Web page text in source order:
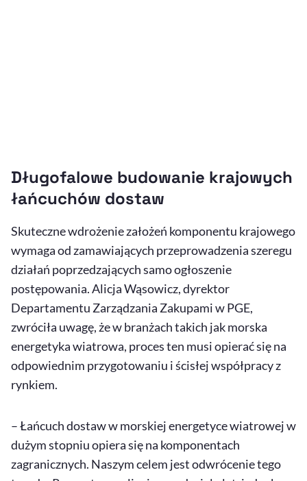
Długofalowe budowanie krajowych
łańcuchów dostaw
Skuteczne wdrożenie założeń komponentu krajowego
wymaga od zamawiających przeprowadzenia szeregu
działań poprzedzających samo ogłoszenie
postępowania. Alicja Wąsowicz, dyrektor
Departamentu Zarządzania Zakupami w PGE,
zwróciła uwagę, że w branżach takich jak morska
energetyka wiatrowa, proces ten musi opierać się na
odpowiednim przygotowaniu i ścisłej współpracy z
rynkiem.
– Łańcuch dostaw w morskiej energetyce wiatrowej w
dużym stopniu opiera się na komponentach
zagranicznych. Naszym celem jest odwrócenie tego